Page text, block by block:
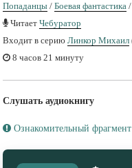
Попаданцы / Боевая фантастика /
Читает Чебуратор
Входит в серию Линкор Михаил
8 часов 21 минуту
Слушать аудиокнигу
Ознакомительный фрагмент